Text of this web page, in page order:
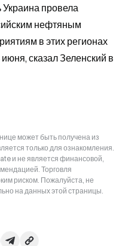
Украина провела
нефтяным
в этих регионах
сказал Зеленский в
может быть получена из
только для ознакомления.
и не является финансовой,
Торговля
риском. Пожалуйста, не
на данных этой страницы.